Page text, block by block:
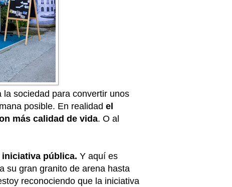
sociedad para convertir unos
posible. En realidad el
más calidad de vida. O al
pública. Y aquí es
su gran granito de arena hasta
reconociendo que la iniciativa